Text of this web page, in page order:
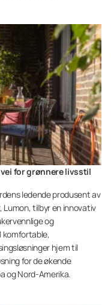
for grønnere livsstil
ledende produsent av
Lumon, tilbyr en innovativ
og
komfortable,
hjem til
for de økende
og Nord-Amerika.